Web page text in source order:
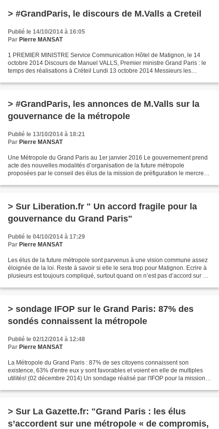
> #GrandParis, le discours de M.Valls a Creteil
Publié le 14/10/2014 à 16:05
Par Pierre MANSAT
1 PREMIER MINISTRE Service Communication Hôtel de Matignon, le 14
octobre 2014 Discours de Manuel VALLS, Premier ministre Grand Paris : le
temps des réalisations à Créteil Lundi 13 octobre 2014 Messieurs les
> #GrandParis, les annonces de M.Valls sur la
gouvernance de la métropole
Publié le 13/10/2014 à 18:21
Par Pierre MANSAT
Une Métropole du Grand Paris au 1er janvier 2016 Le gouvernement prend
acte des nouvelles modalités d’organisation de la future métropole
proposées par le conseil des élus de la mission de préfiguration le mercredi
> Sur Liberation.fr " Un accord fragile pour la
gouvernance du Grand Paris"
Publié le 04/10/2014 à 17:29
Par Pierre MANSAT
Les élus de la future métropole sont parvenus à une vision commune assez
éloignée de la loi. Reste à savoir si elle le sera trop pour Matignon. Ecrire à
plusieurs est toujours compliqué, surtout quand on n’est pas d’accord sur ce
> sondage IFOP sur le Grand Paris: 87% des
sondés connaissent la métropole
Publié le 02/12/2014 à 12:48
Par Pierre MANSAT
La Métropole du Grand Paris : 87% de ses citoyens connaissent son
existence, 63% d'entre eux y sont favorables et voient en elle de multiples
utilités! (02 décembre 2014) Un sondage réalisé par l'IFOP pour la mission
> Sur La Gazette.fr: "Grand Paris : les élus
s’accordent sur une métropole « de compromis,